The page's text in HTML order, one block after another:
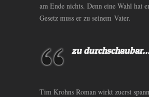
am Ende nichts. Denn eine Wahl hat
Gesetz muss er zu seinem Vater.
zu
Tim Krohns Roman wirkt zuerst